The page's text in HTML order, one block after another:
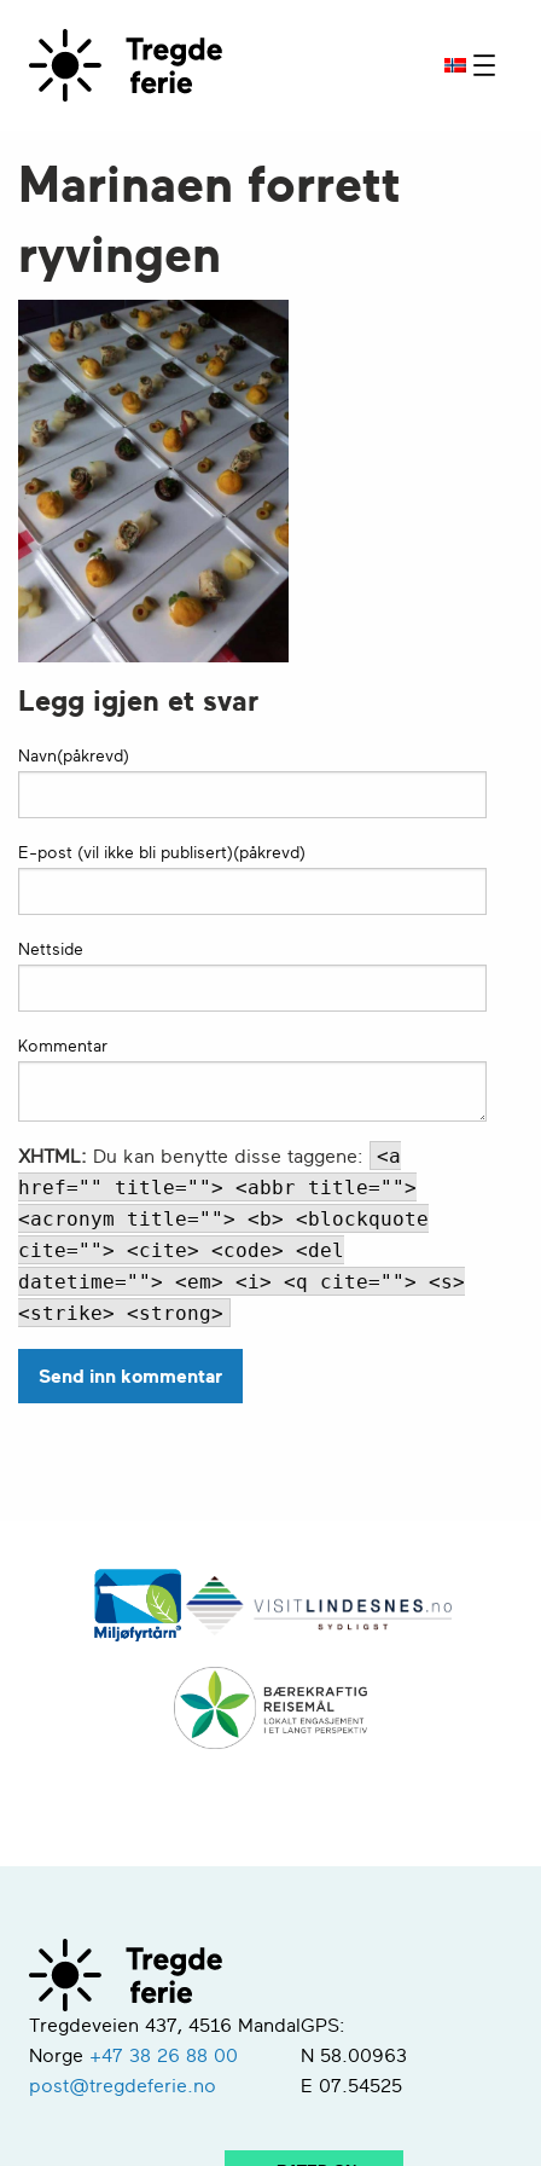
Marinaen forrett
ryvingen
Legg igjen et svar
Navn(påkrevd)
E-post (vil ikke bli publisert)(påkrevd)
Nettside
Kommentar
XHTML: Du kan benytte disse taggene:
<a
href="" title=""> <abbr title="">
<acronym title=""> <b> <blockquote
cite=""> <cite> <code> <del
datetime=""> <em> <i> <q cite=""> <s>
<strike> <strong>
Tregdeveien 437, 4516 Mandal
Norge +47 38 26 88 00
post@tregdeferie.no
GPS:
N 58.00963
E 07.54525